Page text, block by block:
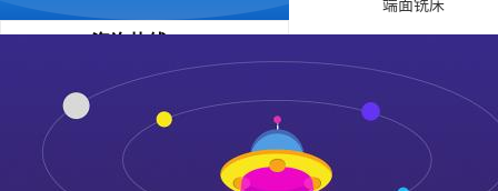
0510-68070507
电话：0510-68070507
端面铣床
数显双柱立车
数显双柱立车